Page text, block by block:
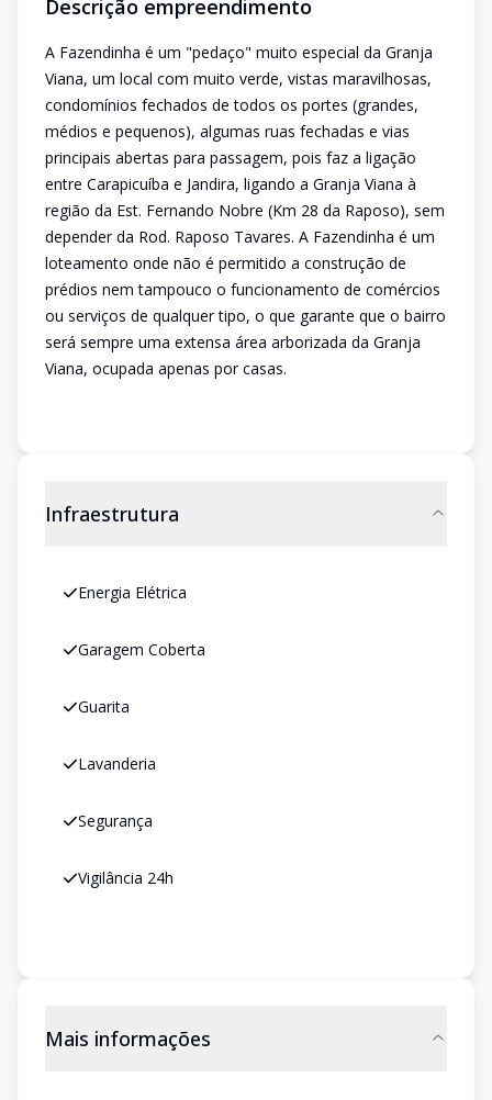
Descrição empreendimento
A Fazendinha é um "pedaço" muito especial da Granja
Viana, um local com muito verde, vistas maravilhosas,
condomínios fechados de todos os portes (grandes,
médios e pequenos), algumas ruas fechadas e vias
principais abertas para passagem, pois faz a ligação
entre Carapicuíba e Jandira, ligando a Granja Viana à
região da Est. Fernando Nobre (Km 28 da Raposo), sem
depender da Rod. Raposo Tavares. A Fazendinha é um
loteamento onde não é permitido a construção de
prédios nem tampouco o funcionamento de comércios
ou serviços de qualquer tipo, o que garante que o bairro
será sempre uma extensa área arborizada da Granja
Viana, ocupada apenas por casas.
Infraestrutura
Energia Elétrica
Garagem Coberta
Guarita
Lavanderia
Segurança
Vigilância 24h
Mais informações